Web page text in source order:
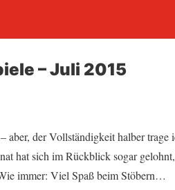
– Juli 2015
aber, der Vollständigkeit halber
hat sich im Rückblick sogar
immer: Viel Spaß beim Stöbern…